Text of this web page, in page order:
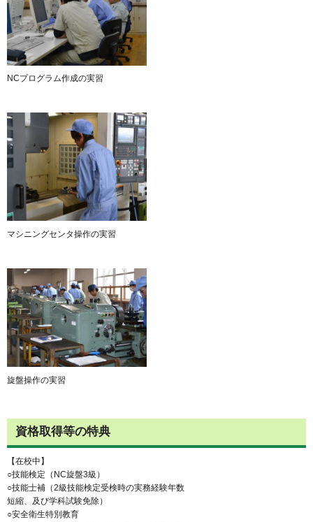
NCプログラム作成の実習
マシニングセンタ操作の実習
旋盤操作の実習
資格取得等の特典
【在校中】
○技能検定（NC旋盤3級）
○技能士補（2級技能検定受検時の実務経験年数
短縮、及び学科試験免除）
○安全衛生特別教育